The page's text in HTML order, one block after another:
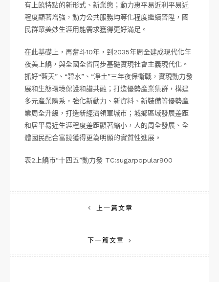
有上饒特點的新形式、新業態；動力惠平易近利平易近
程度顯著增強，動力公共服務均等化程度繼續晉陞，國
民群眾美妙生涯用能需求獲得更好滿足。
在此基礎上，再奮斗10年，到2035年周全建成現代化年
夜美上饒，與全國全省同步基礎實現社會主義現代化。
抓好“藍天”、“碧水”、“凈土”三年夜保衛戰，實現動力發
展和生態環境保護和諧共融；打造優勢產業集群，構建
多元產業體系，強化新動力、新資料、新裝備等優勢產
業周全升級，打造新經濟領軍城市；城鄉區域發展差距
和居平易近生涯程度差距顯著縮小，人的周全發展、全
體國民配合富饒獲得更為明顯的實質性進展。
表2上饒市“十四五”動力發 TC:sugarpopular900
章
上一篇文章
下一篇文章